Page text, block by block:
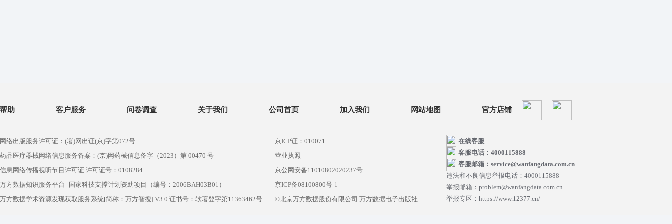
帮助 客户服务 问卷调查 关于我们 公司首页 加入我们 网站地图 官方店铺
网络出版服务许可证：(署)网出证(京)字第072号
药品医疗器械网络信息服务备案：(京)网药械信息备字（2023）第 00470 号
信息网络传播视听节目许可证 许可证号：0108284
万方数据知识服务平台--国家科技支撑计划资助项目（编号：2006BAH03B01）
万方数据学术资源发现获取服务系统[简称：万方智搜] V3.0 证书号：软著登字第11363462号
京ICP证：010071
营业执照
京公网安备11010802020237号
京ICP备08100800号-1
©北京万方数据股份有限公司 万方数据电子出版社
在线客服
客服电话：4000115888
客服邮箱：service@wanfangdata.com.cn
违法和不良信息举报电话：4000115888
举报邮箱：problem@wanfangdata.com.cn
举报专区：https://www.12377.cn/